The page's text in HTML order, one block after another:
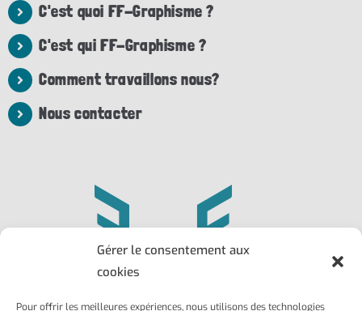
Gérer le consentement aux
cookies
Pour offrir les meilleures expériences, nous utilisons des technologies
C'est quoi FF-Graphisme ?
C'est qui FF-Graphisme ?
Comment travaillons nous?
Nous contacter